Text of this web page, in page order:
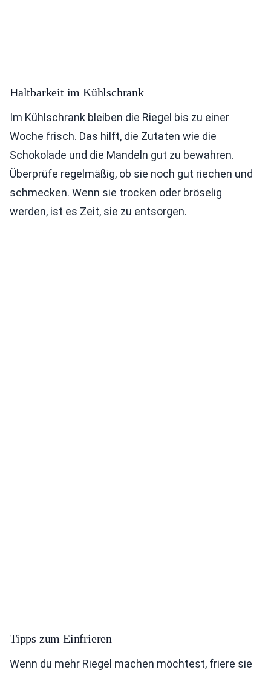
Haltbarkeit im Kühlschrank
Im Kühlschrank bleiben die Riegel bis zu einer
Woche frisch. Das hilft, die Zutaten wie die
Schokolade und die Mandeln gut zu bewahren.
Überprüfe regelmäßig, ob sie noch gut riechen und
schmecken. Wenn sie trocken oder bröselig
werden, ist es Zeit, sie zu entsorgen.
Tipps zum Einfrieren
Wenn du mehr Riegel machen möchtest, friere sie